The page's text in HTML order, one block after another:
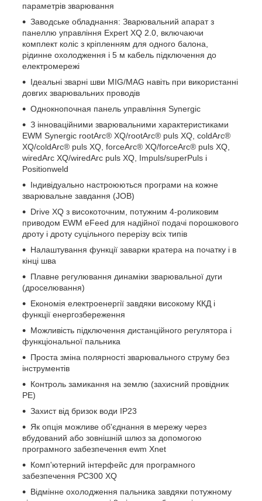
параметрів зварювання
Заводське обладнання: Зварювальний апарат з
панеллю управління Expert XQ 2.0, включаючи
комплект коліс з кріпленням для одного балона,
рідинне охолодження і 5 м кабель підключення до
електромережі
Ідеальні зварні шви MIG/MAG навіть при використанні
довгих зварювальних проводів
Однокнопочная панель управління Synergic
З інноваційними зварювальними характеристиками
EWM Synergic rootArc® XQ/rootArc® puls XQ, coldArc®
XQ/coldArc® puls XQ, forceArc® XQ/forceArc® puls XQ,
wiredArc XQ/wiredArc puls XQ, Impuls/superPuls і
Positionweld
Індивідуально настроюються програми на кожне
зварювальне завдання (JOB)
Drive XQ з високоточним, потужним 4-роликовим
приводом EWM eFeed для надійної подачі порошкового
дроту і дроту суцільного перерізу всіх типів
Налаштування функції заварки кратера на початку і в
кінці шва
Плавне регулювання динаміки зварювальної дуги
(дроселювання)
Економія електроенергії завдяки високому ККД і
функції енергозбереження
Можливість підключення дистанційного регулятора і
функціональної пальника
Проста зміна полярності зварювального струму без
інструментів
Контроль замикання на землю (захисний провідник
PE)
Захист від бризок води IP23
Як опція можливе об'єднання в мережу через
вбудований або зовнішній шлюз за допомогою
програмного забезпечення ewm Xnet
Комп'ютерний інтерфейс для програмного
забезпечення PC300 XQ
Відмінне охолодження пальника завдяки потужному